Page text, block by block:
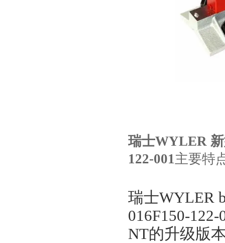
瑞士WYLER
122-001主要特
瑞士WYLER
016F150-122-
NT的升级版